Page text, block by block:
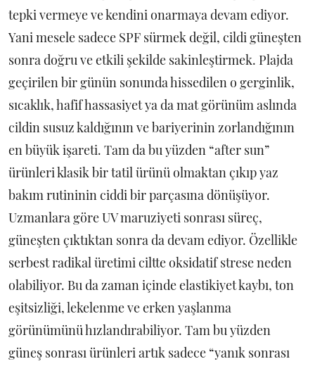
tepki vermeye ve kendini onarmaya devam ediyor.
Yani mesele sadece SPF sürmek değil, cildi güneşten
sonra doğru ve etkili şekilde sakinleştirmek. Plajda
geçirilen bir günün sonunda hissedilen o gerginlik,
sıcaklık, hafif hassasiyet ya da mat görünüm aslında
cildin susuz kaldığının ve bariyerinin zorlandığının
en büyük işareti. Tam da bu yüzden “after sun”
ürünleri klasik bir tatil ürünü olmaktan çıkıp yaz
bakım rutininin ciddi bir parçasına dönüşüyor.
Uzmanlara göre UV maruziyeti sonrası süreç,
güneşten çıktıktan sonra da devam ediyor. Özellikle
serbest radikal üretimi ciltte oksidatif strese neden
olabiliyor. Bu da zaman içinde elastikiyet kaybı, ton
eşitsizliği, lekelenme ve erken yaşlanma
görünümünü hızlandırabiliyor. Tam bu yüzden
güneş sonrası ürünleri artık sadece “yanık sonrası